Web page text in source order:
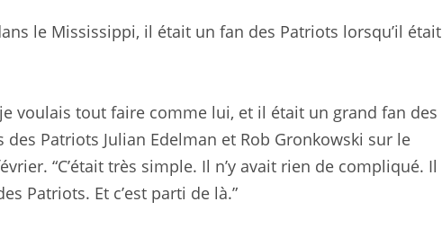
le Mississippi, il était un fan des Patriots lorsqu’il était
voulais tout faire comme lui, et il était un grand fan des
des Patriots Julian Edelman et Rob Gronkowski sur le
“C’était très simple. Il n’y avait rien de compliqué. Il
Patriots. Et c’est parti de là.”